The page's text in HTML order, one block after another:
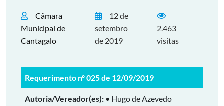
Câmara
Municipal de
Cantagalo
12 de
setembro
de 2019
2.463
visitas
Requerimento nº 025 de 12/09/2019
Autoria/Vereador(es): • Hugo de Azevedo